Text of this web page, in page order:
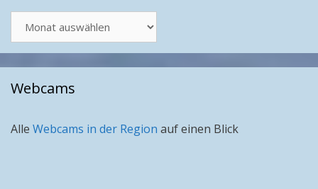
nach
Monat
Webcams
Alle Webcams in der Region auf einen Blick